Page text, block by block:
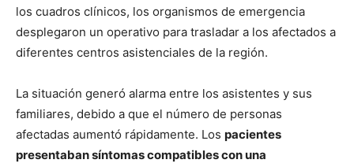
los cuadros clínicos, los organismos de emergencia
desplegaron un operativo para trasladar a los afectados a
diferentes centros asistenciales de la región.
La situación generó alarma entre los asistentes y sus
familiares, debido a que el número de personas
afectadas aumentó rápidamente. Los pacientes
presentaban síntomas compatibles con una